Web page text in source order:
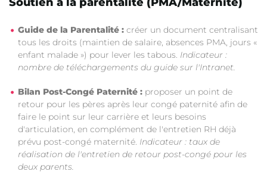
Guide de la Parentalité : créer un document centralisant
tous les droits (maintien de salaire, absences PMA, jours «
enfant malade ») pour lever les tabous. Indicateur :
nombre de téléchargements du guide sur l'Intranet.
Bilan Post-Congé Paternité : proposer un point de
retour pour les pères après leur congé paternité afin de
faire le point sur leur carrière et leurs besoins
d'articulation, en complément de l'entretien RH déjà
prévu post-congé maternité. Indicateur : taux de
réalisation de l'entretien de retour post-congé pour les
deux parents.